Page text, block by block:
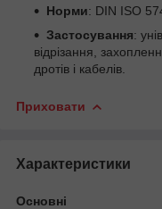
Норми: DIN ISO
Застосування:
відрізання,
дротів і кабелів.
Приховати
Характеристики
Основні